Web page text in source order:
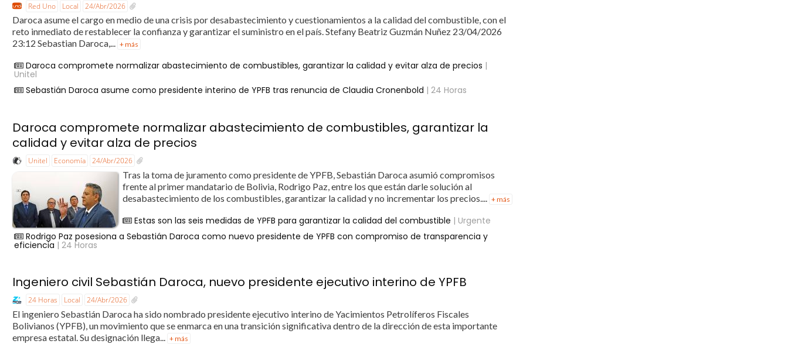
Red Uno Local 24/Abr/2026
Daroca asume el cargo en medio de una crisis por desabastecimiento y cuestionamientos a la calidad del combustible, con el
reto inmediato de restablecer la confianza y garantizar el suministro en el país. Stefany Beatriz Guzmán Nuñez 23/04/2026
23:12 Sebastian Daroca,... + más
Daroca compromete normalizar abastecimiento de combustibles, garantizar la calidad y evitar alza de precios |
Unitel
Sebastián Daroca asume como presidente interino de YPFB tras renuncia de Claudia Cronenbold | 24 Horas
Daroca compromete normalizar abastecimiento de combustibles, garantizar la
calidad y evitar alza de precios
Unitel Economía 24/Abr/2026
Tras la toma de juramento como presidente de YPFB, Sebastián Daroca asumió compromisos
frente al primer mandatario de Bolivia, Rodrigo Paz, entre los que están darle solución al
desabastecimiento de los combustibles, garantizar la calidad y no incrementar los precios....
+ más
Estas son las seis medidas de YPFB para garantizar la calidad del combustible | Urgente
Rodrigo Paz posesiona a Sebastián Daroca como nuevo presidente de YPFB con compromiso de transparencia y
eficiencia | 24 Horas
Ingeniero civil Sebastián Daroca, nuevo presidente ejecutivo interino de YPFB
24 Horas Local 24/Abr/2026
El ingeniero Sebastián Daroca ha sido nombrado presidente ejecutivo interino de Yacimientos Petrolíferos Fiscales
Bolivianos (YPFB), un movimiento que se enmarca en una transición significativa dentro de la dirección de esta importante
empresa estatal. Su designación llega... + más